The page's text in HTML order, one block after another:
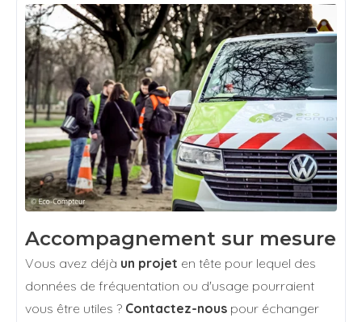
Accompagnement sur mesure
Vous avez déjà un projet en tête pour lequel des
données de fréquentation ou d'usage pourraient
vous être utiles ? Contactez-nous pour échanger